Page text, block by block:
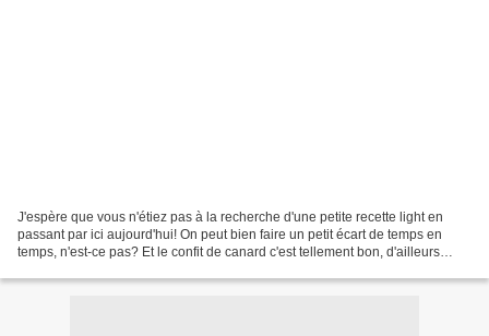
J'espère que vous n'étiez pas à la recherche d'une petite recette light en
passant par ici aujourd'hui! On peut bien faire un petit écart de temps en
temps, n'est-ce pas? Et le confit de canard c'est tellement bon, d'ailleurs